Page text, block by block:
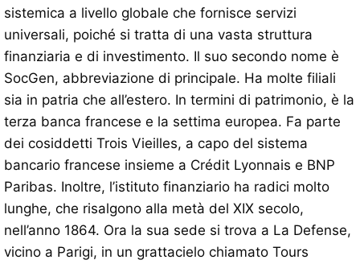
sistemica a livello globale che fornisce servizi
universali, poiché si tratta di una vasta struttura
finanziaria e di investimento. Il suo secondo nome è
SocGen, abbreviazione di principale. Ha molte filiali
sia in patria che all’estero. In termini di patrimonio, è la
terza banca francese e la settima europea. Fa parte
dei cosiddetti Trois Vieilles, a capo del sistema
bancario francese insieme a Crédit Lyonnais e BNP
Paribas. Inoltre, l’istituto finanziario ha radici molto
lunghe, che risalgono alla metà del XIX secolo,
nell’anno 1864. Ora la sua sede si trova a La Defense,
vicino a Parigi, in un grattacielo chiamato Tours